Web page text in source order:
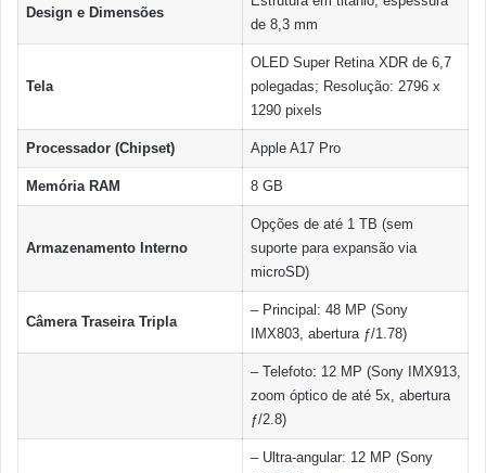
Design e Dimensões
de 8,3 mm
Tela
OLED Super Retina XDR de 6,7
polegadas; Resolução: 2796 x
1290 pixels
Processador (Chipset) Apple A17 Pro
Memória RAM 8 GB
Armazenamento Interno
Opções de até 1 TB (sem
suporte para expansão via
microSD)
Câmera Traseira Tripla
– Principal: 48 MP (Sony
IMX803, abertura ƒ/1.78)
– Telefoto: 12 MP (Sony IMX913,
zoom óptico de até 5x, abertura
ƒ/2.8)
– Ultra-angular: 12 MP (Sony